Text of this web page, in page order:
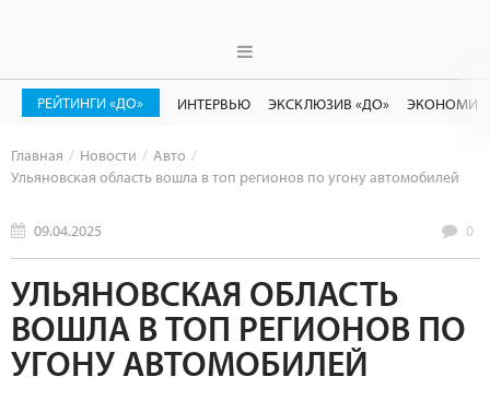
РЕЙТИНГИ «ДО» ИНТЕРВЬЮ ЭКСКЛЮЗИВ «ДО»
Главная Новости
Авто
Ульяновская область вошла в топ регионов по угону автомобилей
09.04.2025 0
УЛЬЯНОВСКАЯ ОБЛАСТЬ
ВОШЛА В ТОП РЕГИОНОВ ПО
УГОНУ АВТОМОБИЛЕЙ